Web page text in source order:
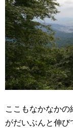
ここもなかなか
がだいぶんと伸び